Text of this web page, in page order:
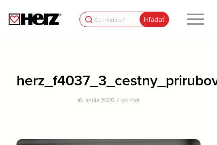
Search
for:
10. apríla 2025 / od root